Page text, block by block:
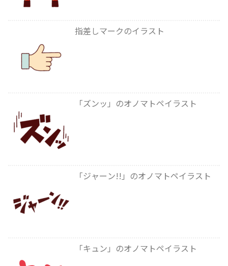
指差しマークのイラスト
「ズンッ」のオノマトペイラスト
「ジャーン!!」のオノマトペイラスト
「キュン」のオノマトペイラスト